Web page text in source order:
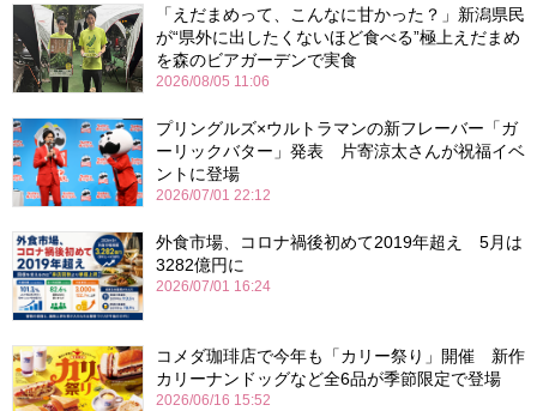
「えだまめって、こんなに甘かった？」新潟県民
が“県外に出したくないほど食べる”極上えだまめ
を森のビアガーデンで実食
2026/08/05 11:06
プリングルズ×ウルトラマンの新フレーバー「ガ
ーリックバター」発表 片寄涼太さんが祝福イベ
ントに登場
2026/07/01 22:12
外食市場、コロナ禍後初めて2019年超え 5月は
3282億円に
2026/07/01 16:24
コメダ珈琲店で今年も「カリー祭り」開催 新作
カリーナンドッグなど全6品が季節限定で登場
2026/06/16 15:52